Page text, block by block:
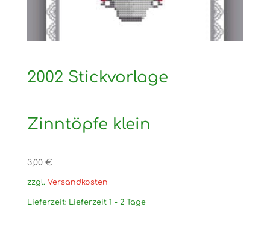
2002 Stickvorlage
Zinntöpfe klein
3,00 €
zzgl. Versandkosten
Lieferzeit: Lieferzeit 1 - 2 Tage